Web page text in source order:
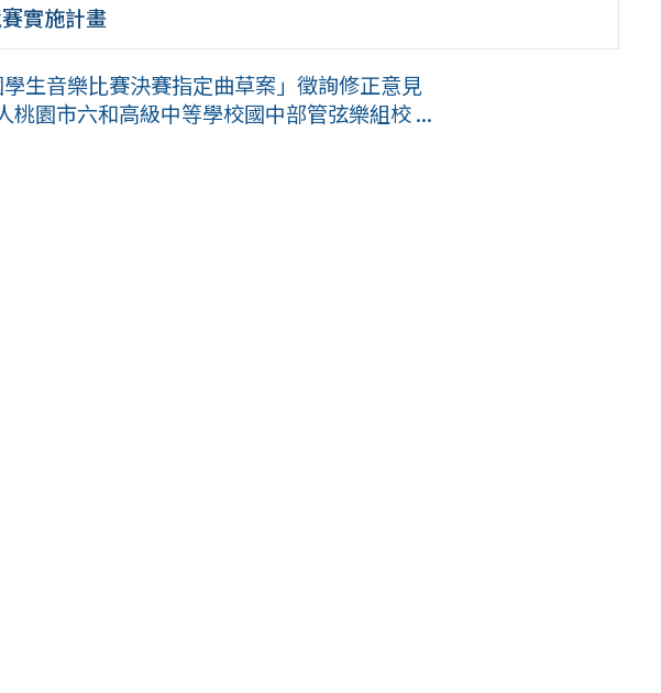
實施計畫
生音樂比賽決賽指定曲草案」徵詢修正意見
桃園市六和高級中等學校國中部管弦樂組校 ...